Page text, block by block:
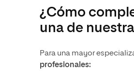
¿Cómo
una de
Para una mayor
profesionales: